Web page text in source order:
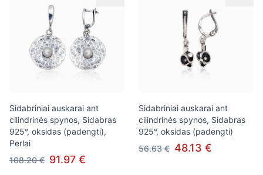
Sidabriniai auskarai ant
cilindrinės spynos, Sidabras
925°, oksidas (padengti),
Perlai
108.20 € 91.97 €
Sidabriniai auskarai ant
cilindrinės spynos, Sidabras
925°, oksidas (padengti)
56.63 € 48.13 €